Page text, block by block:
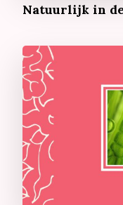
Natuurlijk in